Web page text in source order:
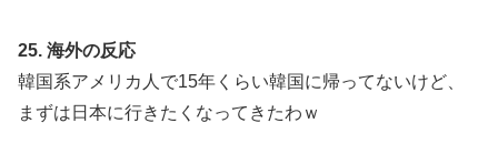
25. 海外の反応
韓国系アメリカ人で15年くらい韓国に帰ってないけど、
まずは日本に行きたくなってきたわｗ